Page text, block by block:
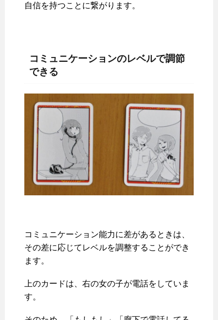
自信を持つことに繋がります。
コミュニケーションのレベルで調節
できる
コミュニケーション能力に差があるときは、
その差に応じてレベルを調整することができ
ます。
上のカードは、右の女の子が電話をしていま
す。